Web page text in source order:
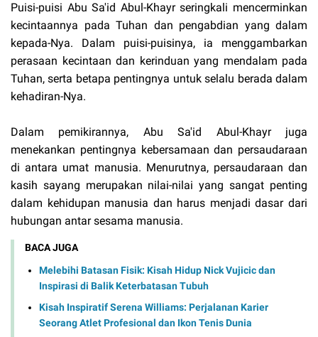
Puisi-puisi Abu Sa'id Abul-Khayr seringkali mencerminkan
kecintaannya pada Tuhan dan pengabdian yang dalam
kepada-Nya. Dalam puisi-puisinya, ia menggambarkan
perasaan kecintaan dan kerinduan yang mendalam pada
Tuhan, serta betapa pentingnya untuk selalu berada dalam
kehadiran-Nya.
Dalam pemikirannya, Abu Sa'id Abul-Khayr juga
menekankan pentingnya kebersamaan dan persaudaraan
di antara umat manusia. Menurutnya, persaudaraan dan
kasih sayang merupakan nilai-nilai yang sangat penting
dalam kehidupan manusia dan harus menjadi dasar dari
hubungan antar sesama manusia.
BACA JUGA
Melebihi Batasan Fisik: Kisah Hidup Nick Vujicic dan
Inspirasi di Balik Keterbatasan Tubuh
Kisah Inspiratif Serena Williams: Perjalanan Karier
Seorang Atlet Profesional dan Ikon Tenis Dunia